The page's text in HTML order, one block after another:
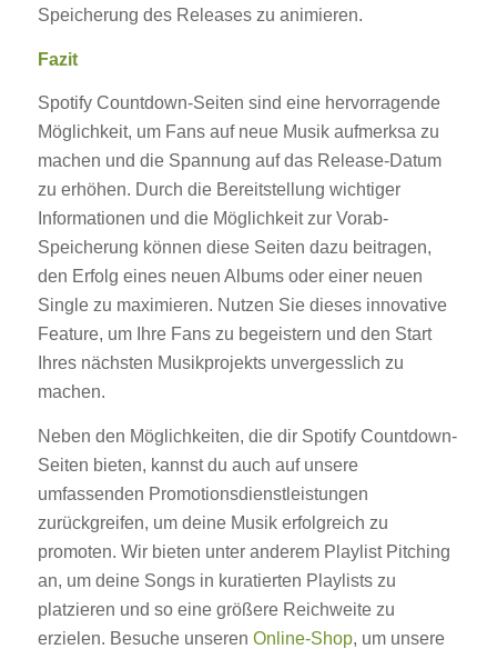
Speicherung des Releases zu animieren.
Fazit
Spotify Countdown-Seiten sind eine hervorragende
Möglichkeit, um Fans auf neue Musik aufmerksa zu
machen und die Spannung auf das Release-Datum
zu erhöhen. Durch die Bereitstellung wichtiger
Informationen und die Möglichkeit zur Vorab-
Speicherung können diese Seiten dazu beitragen,
den Erfolg eines neuen Albums oder einer neuen
Single zu maximieren. Nutzen Sie dieses innovative
Feature, um Ihre Fans zu begeistern und den Start
Ihres nächsten Musikprojekts unvergesslich zu
machen.
Neben den Möglichkeiten, die dir Spotify Countdown-
Seiten bieten, kannst du auch auf unsere
umfassenden Promotionsdienstleistungen
zurückgreifen, um deine Musik erfolgreich zu
promoten. Wir bieten unter anderem Playlist Pitching
an, um deine Songs in kuratierten Playlists zu
platzieren und so eine größere Reichweite zu
erzielen. Besuche unseren Online-Shop, um unsere